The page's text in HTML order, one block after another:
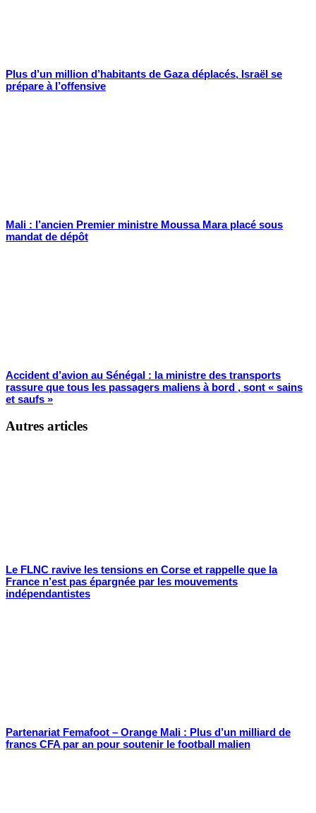
Plus d’un million d’habitants de Gaza déplacés, Israël se
prépare à l’offensive
Mali : l’ancien Premier ministre Moussa Mara placé sous
mandat de dépôt
Accident d’avion au Sénégal : la ministre des transports
rassure que tous les passagers maliens à bord , sont « sains
et saufs »
Autres articles
Le FLNC ravive les tensions en Corse et rappelle que la
France n’est pas épargnée par les mouvements
indépendantistes
Partenariat Femafoot – Orange Mali : Plus d’un milliard de
francs CFA par an pour soutenir le football malien